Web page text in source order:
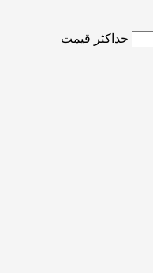
حداکثر قیمت